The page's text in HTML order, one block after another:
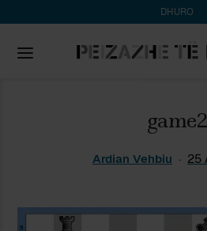
DHURO
game2
Ardian Vehbiu 25